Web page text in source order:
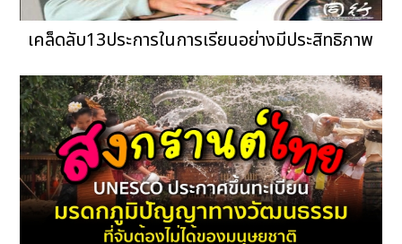
เคล็ดลับ13ประการในการเรียนอย่างมีประสิทธิภาพ